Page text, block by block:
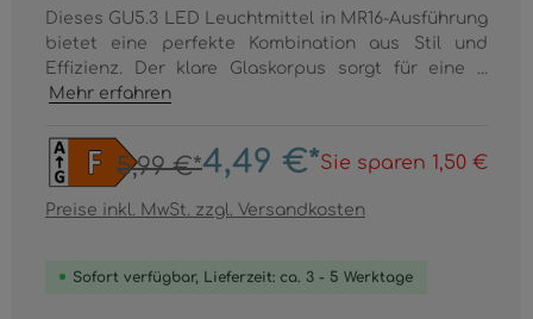
Dieses GU5.3 LED Leuchtmittel in MR16-Ausführung
bietet eine perfekte Kombination aus Stil und
Effizienz. Der klare Glaskorpus sorgt für eine ...
Mehr erfahren
5,99 €*4,49 €*Sie sparen 1,50 €
Preise inkl. MwSt. zzgl. Versandkosten
Sofort verfügbar, Lieferzeit: ca. 3 - 5 Werktage